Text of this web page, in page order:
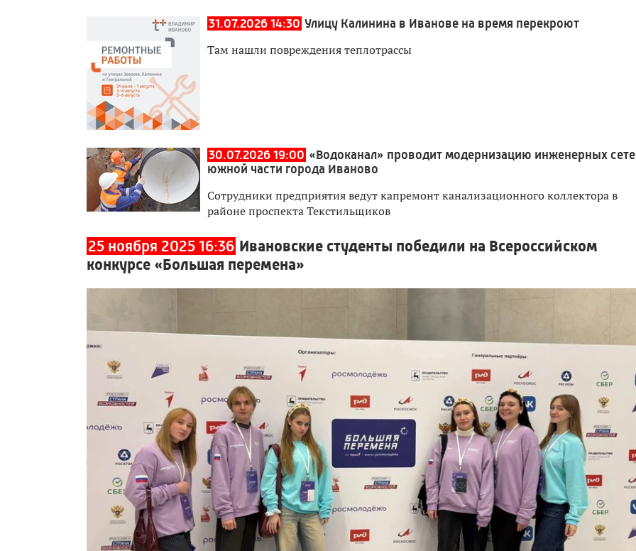
31.07.2026 14:30 Улицу Калинина в Иванове на время перекроют
Там нашли повреждения теплотрассы
30.07.2026 19:00 «Водоканал» проводит модернизацию инженерных
южной части города Иваново
Сотрудники предприятия ведут капремонт канализационного коллектора в
районе проспекта Текстильщиков
25 ноября 2025 16:36 Ивановские студенты победили на Всероссийском
конкурсе «Большая перемена»